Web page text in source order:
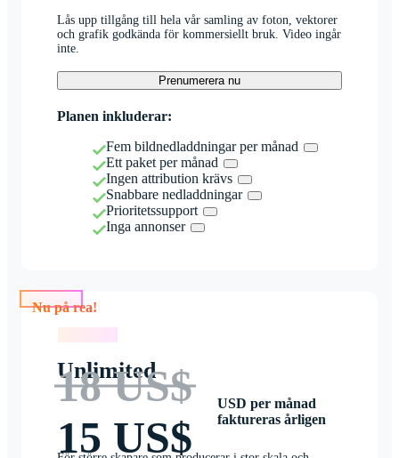
Lås upp tillgång till hela vår samling av foton, vektorer
och grafik godkända för kommersiellt bruk. Video ingår
inte.
Prenumerera nu
Planen inkluderar:
Fem bildnedladdningar per månad
Ett paket per månad
Ingen attribution krävs
Snabbare nedladdningar
Prioritetssupport
Inga annonser
Nu på rea!
Unlimited
18 US$
15 US$
USD per månad
faktureras årligen